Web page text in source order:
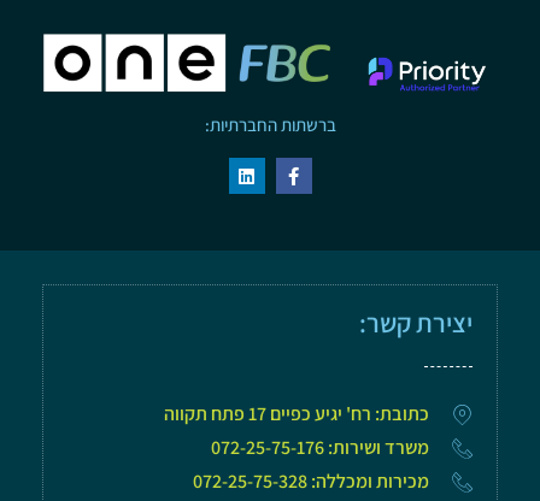
ברשתות החברתיות:
יצירת קשר:
כתובת: רח' יגיע כפיים 17 פתח תקווה
משרד ושירות: 072-25-75-176
מכירות ומכללה: 072-25-75-328